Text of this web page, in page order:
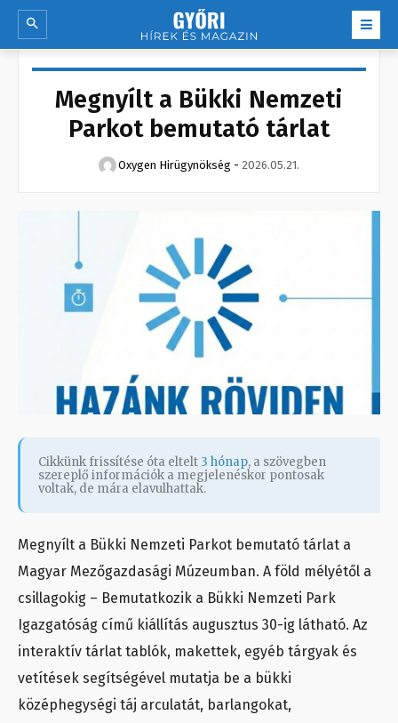
Megnyílt a Bükki Nemzeti
Parkot bemutató tárlat
Oxygen Hirügynökség - 2026.05.21.
Cikkünk frissítése óta eltelt 3 hónap, a szövegben
szereplő információk a megjelenéskor pontosak
voltak, de mára elavulhattak.
Megnyílt a Bükki Nemzeti Parkot bemutató tárlat a
Magyar Mezőgazdasági Múzeumban. A föld mélyétől a
csillagokig – Bemutatkozik a Bükki Nemzeti Park
Igazgatóság című kiállítás augusztus 30-ig látható. Az
interaktív tárlat tablók, makettek, egyéb tárgyak és
vetítések segítségével mutatja be a bükki
középhegységi táj arculatát, barlangokat,